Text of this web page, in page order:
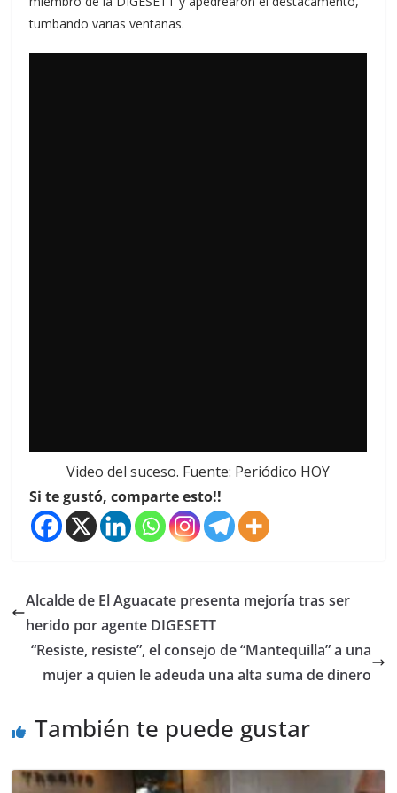
tumbando varias ventanas.
Video del suceso. Fuente: Periódico HOY
Si te gustó, comparte esto!!
Alcalde de El Aguacate presenta mejoría tras ser
herido por agente DIGESETT
“Resiste, resiste”, el consejo de “Mantequilla” a una
mujer a quien le adeuda una alta suma de dinero
También te puede gustar